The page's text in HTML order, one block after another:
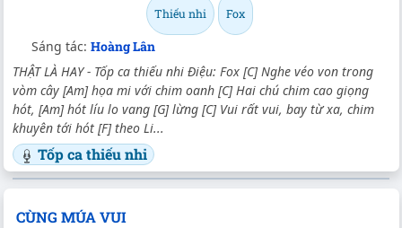
Thiếu nhi Fox
Sáng tác: Hoàng Lân
THẬT LÀ HAY - Tốp ca thiếu nhi Điệu: Fox [C] Nghe véo von trong
vòm cây [Am] họa mi với chim oanh [C] Hai chú chim cao giọng
hót, [Am] hót líu lo vang [G] lừng [C] Vui rất vui, bay từ xa, chim
khuyên tới hót [F] theo Li...
Tốp ca thiếu nhi
CÙNG MÚA VUI